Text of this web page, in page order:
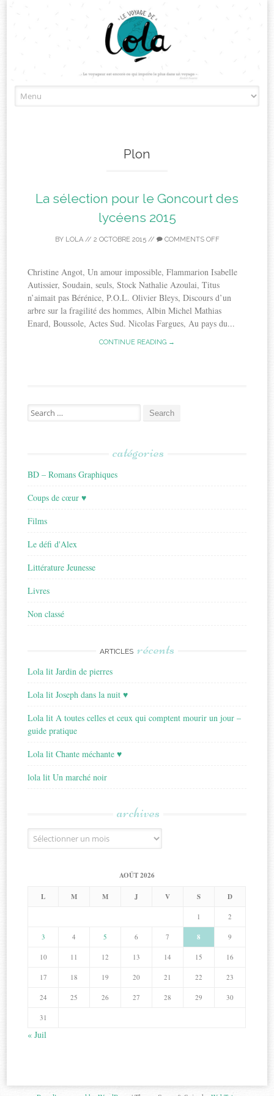
to
Plon
La sélection pour le Goncourt des
lycéens 2015
BY LOLA// 2 OCTOBRE 2015// COMMENTS OFF
Christine Angot, Un amour impossible, Flammarion Isabelle
Autissier, Soudain, seuls, Stock Nathalie Azoulai, Titus
n’aimait pas Bérénice, P.O.L. Olivier Bleys, Discours d’un
arbre sur la fragilité des hommes, Albin Michel Mathias
Enard, Boussole, Actes Sud. Nicolas Fargues, Au pays du...
CONTINUE READING →
Search
for:
catégories
BD – Romans Graphiques
Coups de cœur ♥
Films
Le défi d'Alex
Littérature Jeunesse
Livres
Non classé
ARTICLES récents
Lola lit Jardin de pierres
Lola lit Joseph dans la nuit ♥
Lola lit A toutes celles et ceux qui comptent mourir un jour –
guide pratique
Lola lit Chante méchante ♥
lola lit Un marché noir
archives
Archives
AOÛT 2026
L M M J V S D
1 2
3 4 5 6 7 8 9
10 11 12 13 14 15 16
17 18 19 20 21 22 23
24 25 26 27 28 29 30
31
« Juil